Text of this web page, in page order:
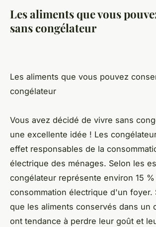
Les aliments que vous
sans congélateur
Les aliments que vous pouvez
congélateur
Vous avez décidé de vivre sans
une excellente idée ! Les
effet responsables de la
électrique des ménages. Selon les
congélateur représente environ 15 %
consommation électrique d'un foyer.
que les aliments conservés dans un
ont tendance à perdre leur goût et